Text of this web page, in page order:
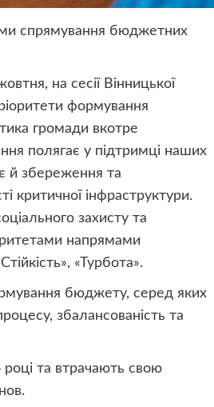
спрямування бюджетних
на сесії Вінницької
формування
громади вкотре
полягає у підтримці наших
й збереження та
критичної інфраструктури.
захисту та
напрямами
«Турбота».
бюджету, серед яких
збалансованість та
році та втрачають свою